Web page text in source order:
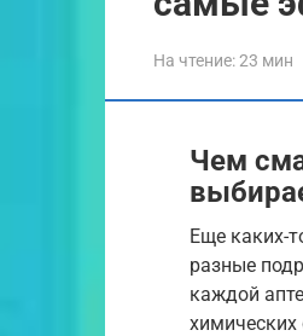
На чтение:23 мин
Чем
Еще каких-
разные
каждой